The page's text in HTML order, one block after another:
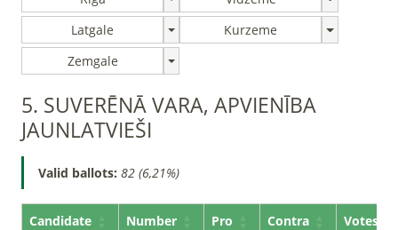
Latgale
Kurzeme
Zemgale
5. SUVERĒNĀ VARA, APVIENĪBA
JAUNLATVIEŠI
Valid ballots: 82 (6,21%)
Candidate Number Pro Contra
Votes*